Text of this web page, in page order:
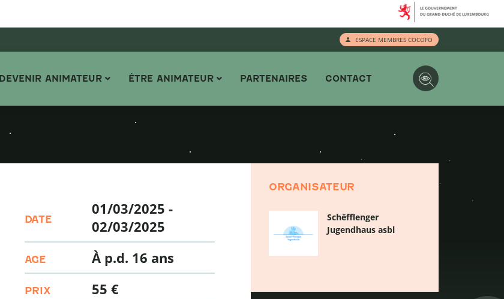
ESPACE MEMBRES COCOFO
DEVENIR ANIMATEUR ÊTRE ANIMATEUR PARTENAIRES CONTACT
DATE
01/03/2025 -
02/03/2025
AGE À p.d. 16 ans
PRIX 55 €
ORGANISATEUR
Schëfflenger
Jugendhaus asbl